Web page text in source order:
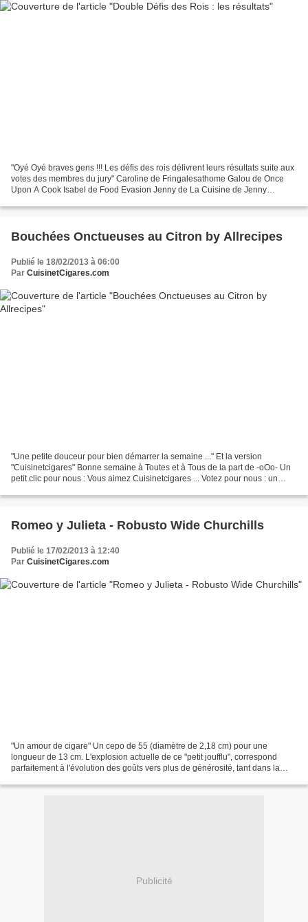
"Oyé Oyé braves gens !!! Les défis des rois délivrent leurs résultats suite aux
votes des membres du jury" Caroline de Fringalesathome Galou de Once
Upon A Cook Isabel de Food Evasion Jenny de La Cuisine de Jenny
Bouchées Onctueuses au Citron by Allrecipes
Publié le 18/02/2013 à 06:00
Par CuisinetCigares.com
"Une petite douceur pour bien démarrer la semaine ..." Et la version
"Cuisinetcigares" Bonne semaine à Toutes et à Tous de la part de -oOo- Un
petit clic pour nous : Vous aimez Cuisinetcigares ... Votez pour nous : un
Romeo y Julieta - Robusto Wide Churchills
Publié le 17/02/2013 à 12:40
Par CuisinetCigares.com
"Un amour de cigare" Un cepo de 55 (diamètre de 2,18 cm) pour une
longueur de 13 cm. L'explosion actuelle de ce "petit joufflu", correspond
parfaitement à l'évolution des goûts vers plus de générosité, tant dans la
Publicité